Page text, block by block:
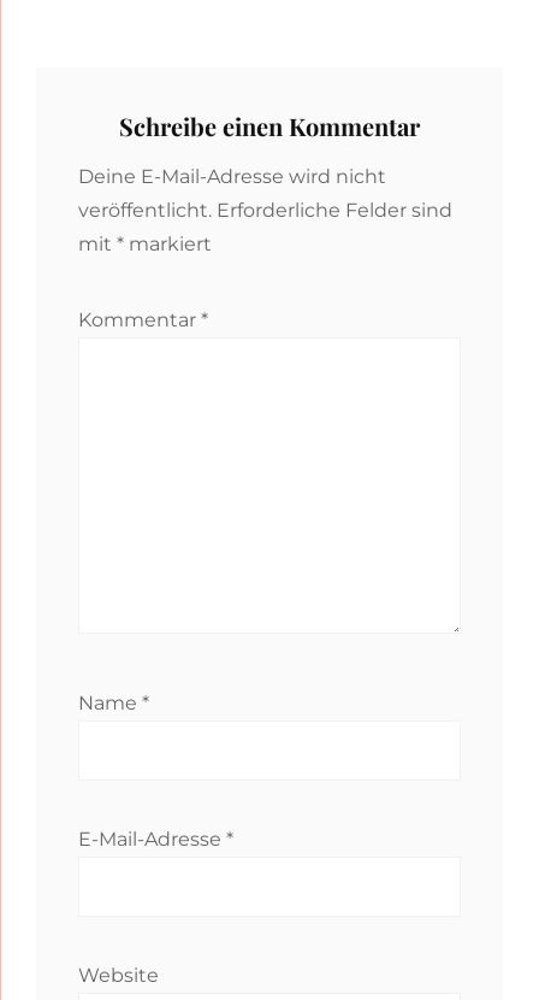
Schreibe einen Kommentar
Deine E-Mail-Adresse wird nicht
veröffentlicht. Erforderliche Felder sind
mit * markiert
Kommentar *
Name *
E-Mail-Adresse *
Website